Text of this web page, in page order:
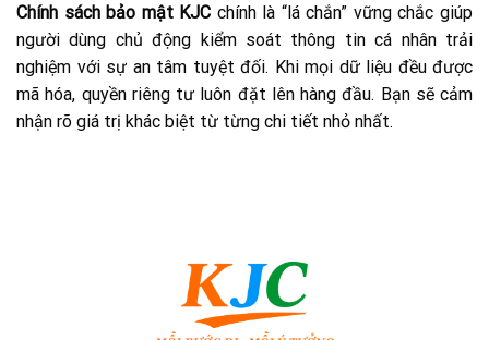
Chính sách bảo mật KJC chính là “lá chắn” vững chắc giúp
người dùng chủ động kiểm soát thông tin cá nhân trải
nghiệm với sự an tâm tuyệt đối. Khi mọi dữ liệu đều được
mã hóa, quyền riêng tư luôn đặt lên hàng đầu. Bạn sẽ cảm
nhận rõ giá trị khác biệt từ từng chi tiết nhỏ nhất.